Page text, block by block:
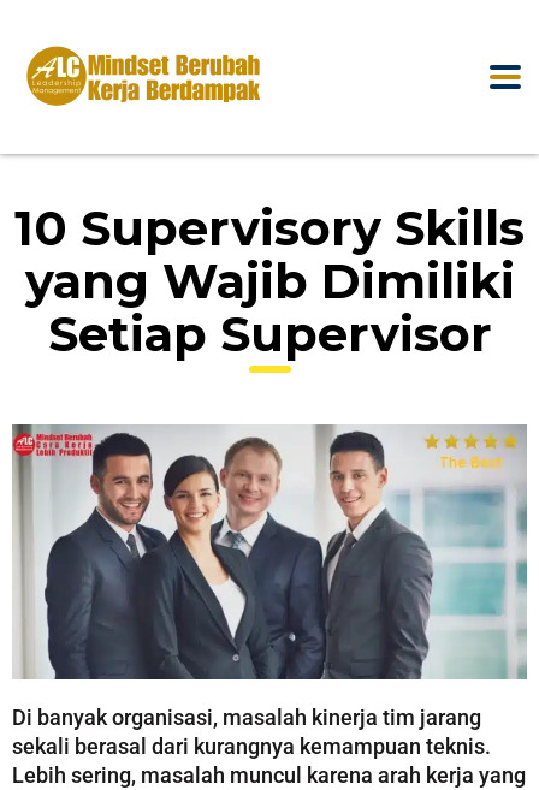
10 Supervisory Skills
yang Wajib Dimiliki
Setiap Supervisor
Di banyak organisasi, masalah kinerja tim jarang
sekali berasal dari kurangnya kemampuan teknis.
Lebih sering, masalah muncul karena arah kerja yang